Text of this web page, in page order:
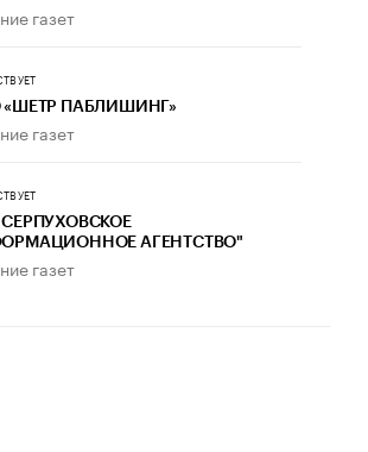
газет
ПАБЛИШИНГ»
газет
АГЕНТСТВО"
газет